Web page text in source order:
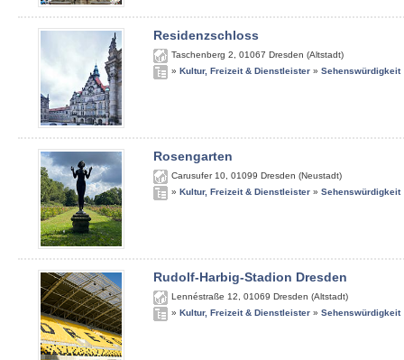
Residenzschloss
Taschenberg 2 01067 Dresden (Altstadt)
» Kultur, Freizeit & Dienstleister » Sehenswürdigkeit
Rosengarten
Carusufer 10 01099 Dresden (Neustadt)
» Kultur, Freizeit & Dienstleister » Sehenswürdigkeit
Rudolf-Harbig-Stadion Dresden
Lennéstraße 12 01069 Dresden (Altstadt)
» Kultur, Freizeit & Dienstleister » Sehenswürdigkeit